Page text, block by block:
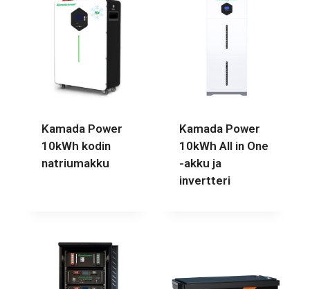
Kamada Power
10kWh kodin
natriumakku
Kamada Power
10kWh All in One
-akku ja
invertteri